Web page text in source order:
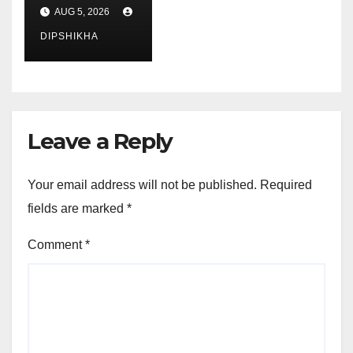
সাহায্য বিচাৰিলে
মেঘৰঞ্জনী মেধিয়ে
AUG 5, 2026
DIPSHIKHA
Leave a Reply
Your email address will not be published. Required
fields are marked *
Comment*